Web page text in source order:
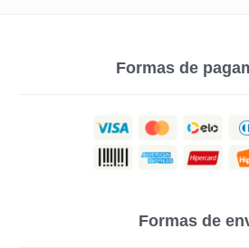
Formas de
Formas de